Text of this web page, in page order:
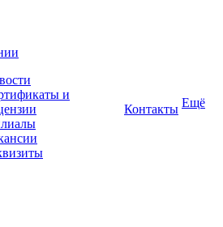
и
Контакты Ещё